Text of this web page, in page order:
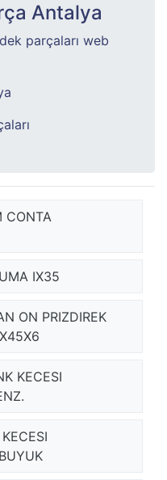
Antalya
parçaları web
CONTA
IX35
ON PRIZDIREK
KECESI